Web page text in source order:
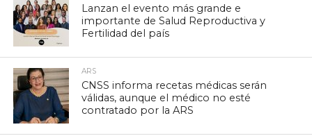
Lanzan el evento más grande e
importante de Salud Reproductiva y
Fertilidad del país
ARS
CNSS informa recetas médicas serán
válidas, aunque el médico no esté
contratado por la ARS